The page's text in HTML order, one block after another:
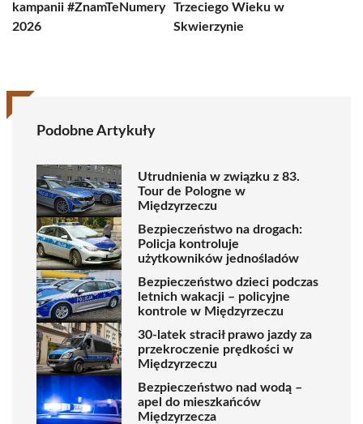
kampanii #ZnamTeNumery
2026
Trzeciego Wieku w
Skwierzynie
Podobne Artykuły
Utrudnienia w związku z 83.
Tour de Pologne w
Międzyrzeczu
Bezpieczeństwo na drogach:
Policja kontroluje
użytkowników jednośladów
Bezpieczeństwo dzieci podczas
letnich wakacji – policyjne
kontrole w Międzyrzeczu
30-latek stracił prawo jazdy za
przekroczenie prędkości w
Międzyrzeczu
Bezpieczeństwo nad wodą –
apel do mieszkańców
Międzyrzecza